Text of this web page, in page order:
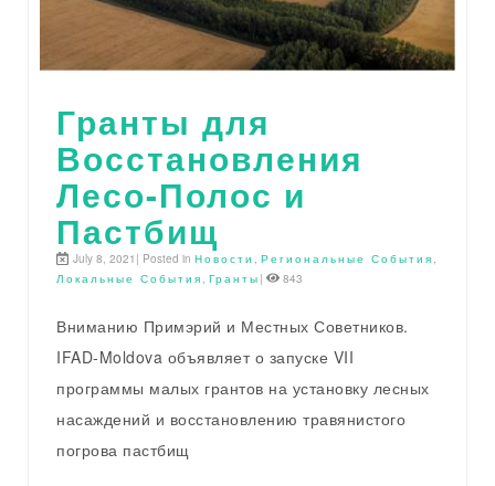
Гранты для
Восстановления
Лесо-Полос и
Пастбищ
July 8, 2021| Posted in Новости , Региональные События ,
Локальные События , Гранты | 843
Вниманию Примэрий и Местных Советников.
IFAD-Moldova объявляет о запуске VII
программы малых грантов на установку лесных
насаждений и восстановлению травянистого
погрова пастбищ